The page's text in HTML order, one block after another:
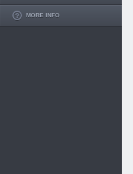
MORE INFO